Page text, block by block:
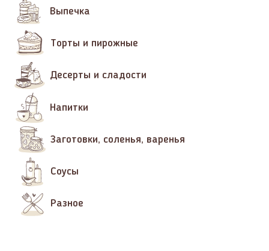
Выпечка
Торты и пирожные
Десерты и сладости
Напитки
Заготовки, соленья, варенья
Соусы
Разное